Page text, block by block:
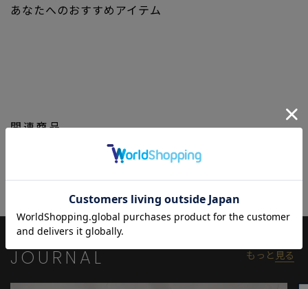
衿リブを編み立てにし、矢振りの編み柄を入れたデザインはさり
げないデザインポイント。
同素材のクルーネックもご用意しております。
好みやシーンに合わせてお選びください。
【ACTIVE TAILOR/アクティブテイラー】シルケットクルーネック
長袖Tシャツ：M0154UTR003
【ACTIVE TAILOR】
関連商品
あなたへのおすすめアイテム
JOURNAL もっと 見る